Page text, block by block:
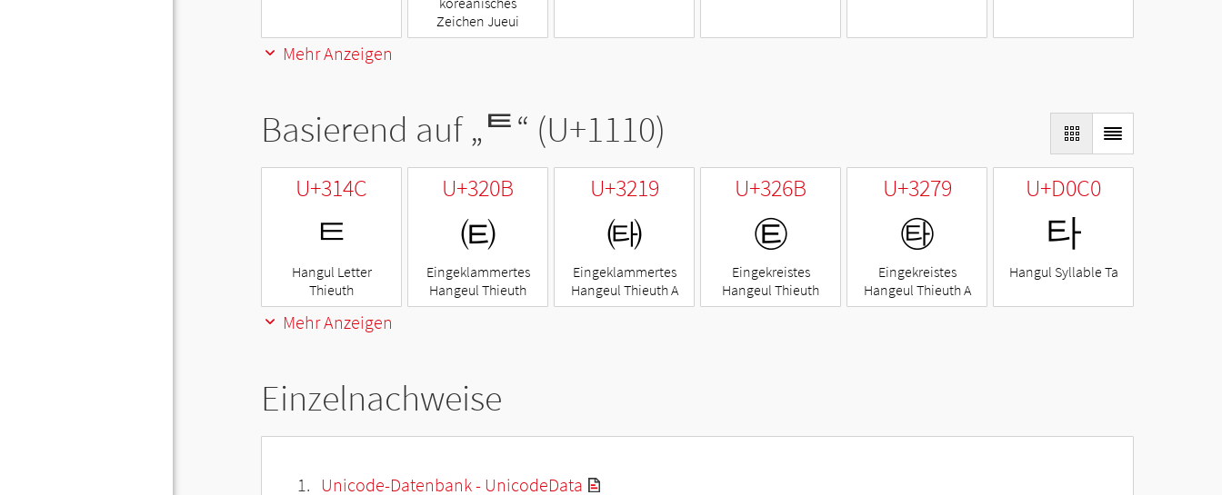
Zeichen Jueui
Mehr Anzeigen
Basierend auf „ᄐ“ (U+1110)
U+314C
ㅌ
Hangul Letter
Thieuth
U+320B
㈋
Eingeklammertes
Hangeul Thieuth
U+3219
㈙
Eingeklammertes
Hangeul Thieuth A
U+326B
㉫
Eingekreistes
Hangeul Thieuth
U+3279
㉹
Eingekreistes
Hangeul Thieuth A
U+D0C0
타
Hangul Syllable Ta
Mehr Anzeigen
Einzelnachweise
Unicode-Datenbank - UnicodeData